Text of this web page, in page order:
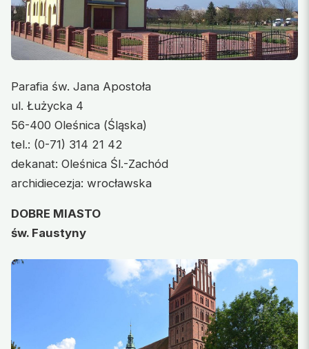
Parafia św. Jana Apostoła
ul. Łużycka 4
56-400 Oleśnica (Śląska)
tel.: (0-71) 314 21 42
dekanat: Oleśnica Śl.-Zachód
archidiecezja: wrocławska
DOBRE MIASTO
św. Faustyny